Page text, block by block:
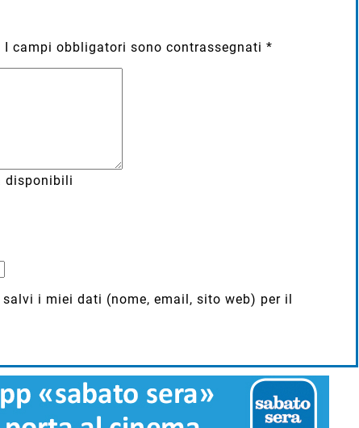
I campi obbligatori sono contrassegnati *
disponibili
i miei dati (nome, email, sito web) per il